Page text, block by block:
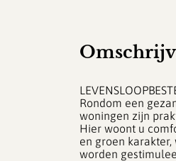
Rondom een
woningen zijn
Hier woont u
en groen
worden